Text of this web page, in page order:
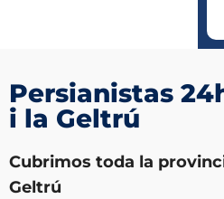
Persianistas
i la Geltrú
Cubrimos toda la
Geltrú